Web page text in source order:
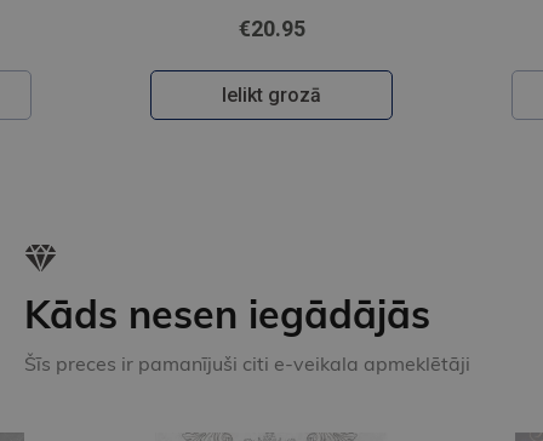
€20.95
Ielikt grozā
Kāds nesen iegādājās
Šīs preces ir pamanījuši citi e-veikala apmeklētāji